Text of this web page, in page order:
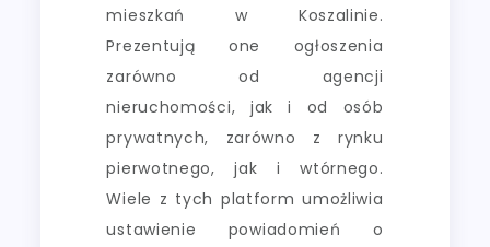
mieszkań w Koszalinie.
Prezentują one ogłoszenia
zarówno od agencji
nieruchomości, jak i od osób
prywatnych, zarówno z rynku
pierwotnego, jak i wtórnego.
Wiele z tych platform umożliwia
ustawienie powiadomień o